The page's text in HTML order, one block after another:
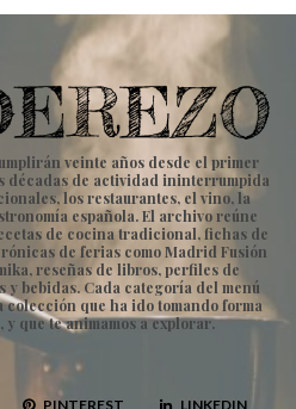
veinte años desde el primer
décadas de actividad ininterrumpida
los restaurantes, el vino, la
española. El archivo reúne
de cocina tradicional, fichas de
de ferias como Madrid Fusión
reseñas de libros, perfiles de
y bebidas. Cada categoría del menú
que ha ido tomando forma
y que te animamos a explorar.
PINTEREST LINKEDIN